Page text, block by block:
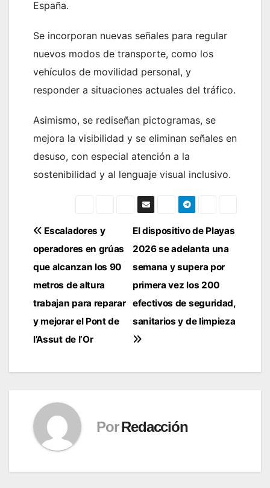
España.
Se incorporan nuevas señales para regular
nuevos modos de transporte, como los
vehículos de movilidad personal, y
responder a situaciones actuales del tráfico.
Asimismo, se rediseñan pictogramas, se
mejora la visibilidad y se eliminan señales en
desuso, con especial atención a la
sostenibilidad y al lenguaje visual inclusivo.
Navegación
de
entradas
El dispositivo de Playas
2026 se adelanta una
semana y supera por
primera vez los 200
efectivos de seguridad,
sanitarios y de limpieza
Escaladores y
operadores en grúas
que alcanzan los 90
metros de altura
trabajan para reparar
y mejorar el Pont de
l’Assut de l’Or
Por Redacción